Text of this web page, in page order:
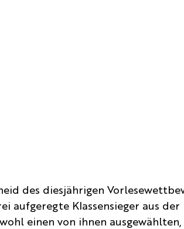
des diesjährigen
aufgeregte Klassensieger aus
einen von ihnen